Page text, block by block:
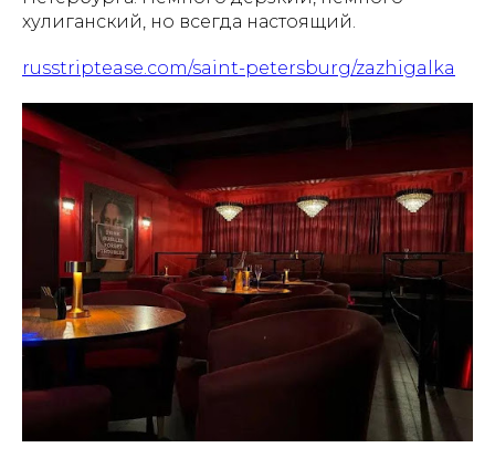
хулиганский, но всегда настоящий.
russtriptease.com/saint-petersburg/zazhigalka